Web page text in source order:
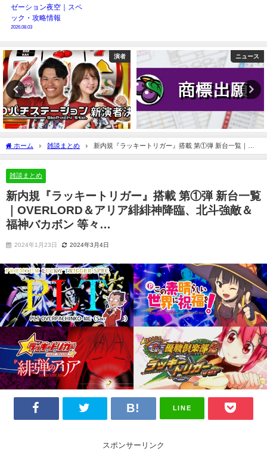
ゼーション夜空｜スペ
ック・攻略情報
2026.08.03
ニュース ニュース
ホーム 雑談まとめ
新内規『ラッキートリガー』搭載 第①弾 新台一覧｜
OVERLORD＆アリア緋緋神降臨、北斗強敵＆福神バカボン 等々…
雑談まとめ
新内規『ラッキートリガー』搭載 第①弾 新台一覧
｜OVERLORD＆アリア緋緋神降臨、北斗強敵＆
福神バカボン 等々…
2024年1月23日 2024年3月4日
LINE
スポンサーリンク